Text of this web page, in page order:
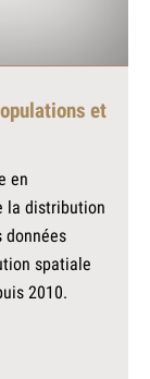
et
en
la distribution
données
spatiale
2010.